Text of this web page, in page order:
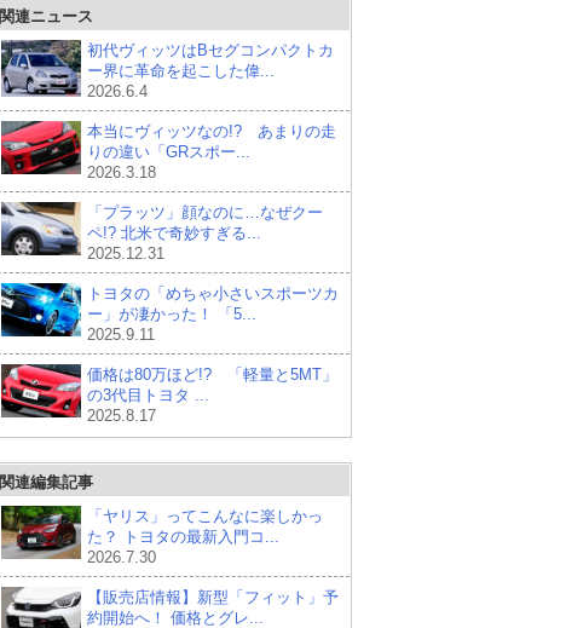
関連ニュース
初代ヴィッツはBセグコンパクトカ
ー界に革命を起こした偉...
2026.6.4
本当にヴィッツなの!? あまりの走
りの違い「GRスポー...
2026.3.18
「プラッツ」顔なのに…なぜクー
ペ!? 北米で奇妙すぎる...
2025.12.31
トヨタの「めちゃ小さいスポーツカ
ー」が凄かった！ 「5...
2025.9.11
価格は80万ほど!? 「軽量と5MT」
の3代目トヨタ ...
2025.8.17
関連編集記事
「ヤリス」ってこんなに楽しかっ
た？ トヨタの最新入門コ...
2026.7.30
【販売店情報】新型「フィット」予
約開始へ！ 価格とグレ...